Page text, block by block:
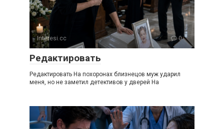
Interesi.cc 0
Редактировать
Редактировать На похоронах близнецов муж ударил
меня, но не заметил детективов у дверей На